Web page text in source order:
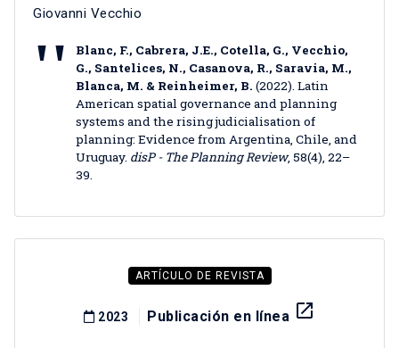
Giovanni Vecchio
Blanc, F., Cabrera, J.E., Cotella, G., Vecchio,
G., Santelices, N., Casanova, R., Saravia, M.,
Blanca, M. & Reinheimer, B. (2022). Latin
American spatial governance and planning
systems and the rising judicialisation of
planning: Evidence from Argentina, Chile, and
Uruguay. disP - The Planning Review, 58(4), 22–
39.
ARTÍCULO DE REVISTA
2023 Publicación en línea launch